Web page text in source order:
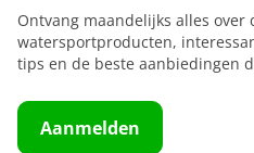
Ontvang maandelijks alles over
watersportproducten,
tips en de beste aanbiedingen
Aanmelden